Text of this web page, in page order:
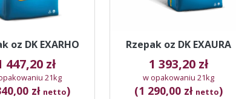
oz DK EXARHO
447,20 zł
21kg
zł netto)
Rzepak oz DK EXAURA
1 393,20 zł
w opakowaniu 21kg
(1 290,00 zł netto)